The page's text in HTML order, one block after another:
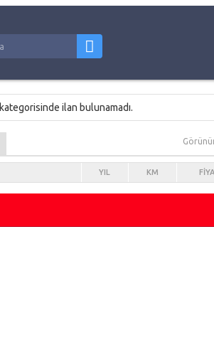
kategorisinde ilan bulunamadı.
YIL KM